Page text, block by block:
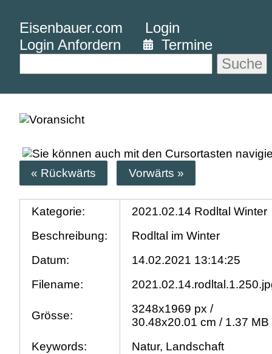
Eisenbauer.com
Login
Login Anfordern
Termine
Suche
« Rückwärts Vorwärts »
Kategorie:
2021.02.14 Rodltal Winter
Beschreibung:
Rodltal im Winter
Datum:
14.02.2021 13:14:25
Filename:
Grösse:
3248x1969 px /
30.48x20.01 cm / 1.37 MB
Keywords:
Natur, Landschaft